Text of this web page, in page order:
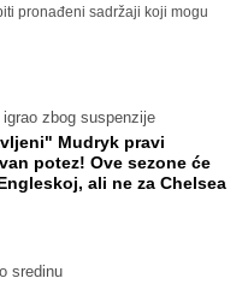
pronađeni sadržaji koji mogu
igrao zbog suspenzije
Mudryk pravi
potez! Ove sezone će
ali ne za Chelsea
sredinu